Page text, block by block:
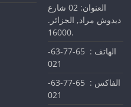
العنوان: 02 شارع
ديدوش مراد, الجزائر.
16000.
الهاتف : 65-77-63-
021
الفاكس : 65-77-63-
021